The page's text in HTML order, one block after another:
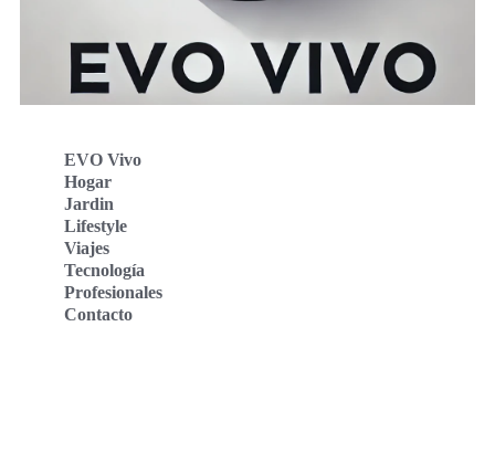
EVO Vivo
Hogar
Jardin
Lifestyle
Viajes
Tecnología
Profesionales
Contacto